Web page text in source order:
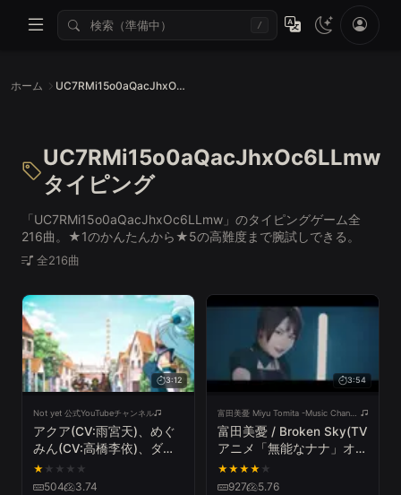
/
ホーム UC7RMi15o0aQacJhxOc6LLmwタイピング
UC7RMi15o0aQacJhxOc6LLmw
タイピング
「UC7RMi15o0aQacJhxOc6LLmw」のタイピングゲーム全
216曲。★1のかんたんから★5の高難度まで腕試しできる。
全216曲
3:12
Not yet 公式YouTubeチャンネル
アクア(CV:雨宮天)、めぐ
みん(CV:高橋李依)、ダク
ネス(CV:茅野愛衣) / あの
日のままのぼくら(TVアニ
★ ★ ★ ★ ★
504 3.74
3:54
富田美憂 Miyu Tomita -Music Channel-
富田美憂 / Broken Sky(TV
アニメ「無能なナナ」オー
プニングテーマ)
★★★★ ★
927 5.76